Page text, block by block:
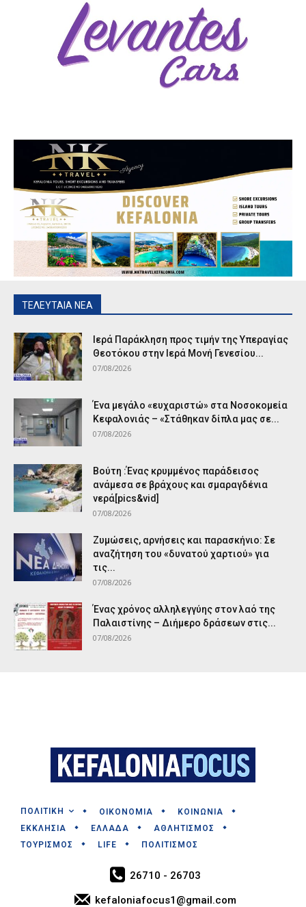
ΤΕΛΕΥΤΑΙΑ ΝΕΑ
Ιερά Παράκληση προς τιμήν της Υπεραγίας
Θεοτόκου στην Ιερά Μονή Γενεσίου...
07/08/2026
Ένα μεγάλο «ευχαριστώ» στα Νοσοκομεία
Κεφαλονιάς – «Στάθηκαν δίπλα μας σε...
07/08/2026
Βούτη :Ένας κρυμμένος παράδεισος
ανάμεσα σε βράχους και σμαραγδένια
νερά[pics&vid]
07/08/2026
Ζυμώσεις, αρνήσεις και παρασκήνιο: Σε
αναζήτηση του «δυνατού χαρτιού» για
τις...
07/08/2026
Ένας χρόνος αλληλεγγύης στον λαό της
Παλαιστίνης – Διήμερο δράσεων στις...
07/08/2026
ΠΟΛΙΤΙΚΗ ΟΙΚΟΝΟΜΙΑ
ΚΟΙΝΩΝΙΑ
ΕΚΚΛΗΣΙΑ
ΕΛΛΑΔΑ
ΑΘΛΗΤΙΣΜΟΣ
ΤΟΥΡΙΣΜΟΣ
LIFE ΠΟΛΙΤΙΣΜΟΣ
26710 - 26703
kefaloniafocus1@gmail.com